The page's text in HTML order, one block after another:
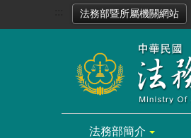
法務部暨所屬機關網站
法務部簡介